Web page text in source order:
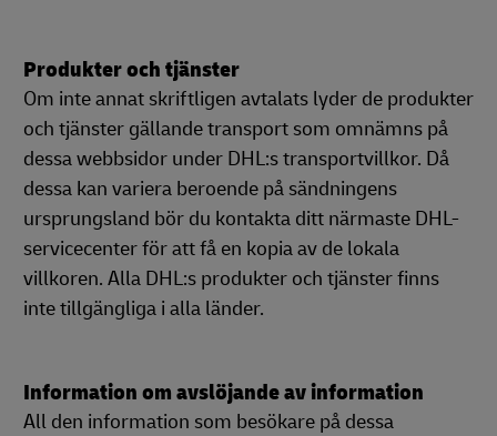
Produkter och tjänster
Om inte annat skriftligen avtalats lyder de produkter
och tjänster gällande transport som omnämns på
dessa webbsidor under DHL:s transportvillkor. Då
dessa kan variera beroende på sändningens
ursprungsland bör du kontakta ditt närmaste DHL-
servicecenter för att få en kopia av de lokala
villkoren. Alla DHL:s produkter och tjänster finns
inte tillgängliga i alla länder.
Information om avslöjande av information
All den information som besökare på dessa